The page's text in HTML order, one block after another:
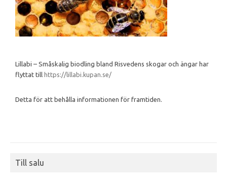
Lillabi – Småskalig biodling bland Risvedens skogar och ängar har
flyttat till https://lillabi.kupan.se/
Detta för att behålla informationen för framtiden.
Till salu